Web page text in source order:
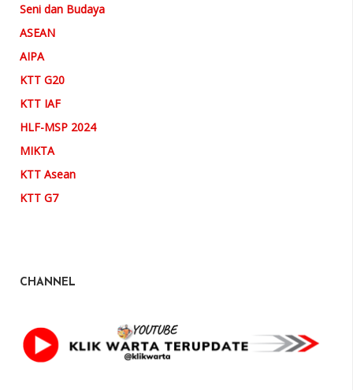
Seni dan Budaya
ASEAN
AIPA
KTT G20
KTT IAF
HLF-MSP 2024
MIKTA
KTT Asean
KTT G7
CHANNEL